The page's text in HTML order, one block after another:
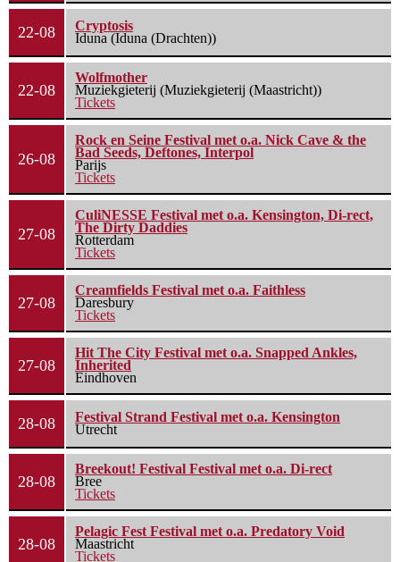
22-08
Cryptosis
Iduna (Iduna (Drachten))
22-08
Wolfmother
Muziekgieterij (Muziekgieterij (Maastricht))
Tickets
26-08
Rock en Seine Festival met o.a. Nick Cave & the
Bad Seeds, Deftones, Interpol
Parijs
Tickets
27-08
CuliNESSE Festival met o.a. Kensington, Di-rect,
The Dirty Daddies
Rotterdam
Tickets
27-08
Creamfields Festival met o.a. Faithless
Daresbury
Tickets
27-08
Hit The City Festival met o.a. Snapped Ankles,
Inherited
Eindhoven
28-08
Festival Strand Festival met o.a. Kensington
Utrecht
28-08
Breekout! Festival Festival met o.a. Di-rect
Bree
Tickets
28-08
Pelagic Fest Festival met o.a. Predatory Void
Maastricht
Tickets